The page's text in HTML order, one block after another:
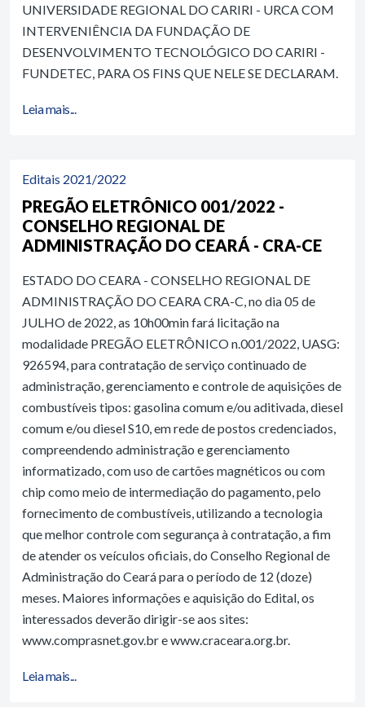
UNIVERSIDADE REGIONAL DO CARIRI - URCA COM
INTERVENIÊNCIA DA FUNDAÇÃO DE
DESENVOLVIMENTO TECNOLÓGICO DO CARIRI -
FUNDETEC, PARA OS FINS QUE NELE SE DECLARAM.
Leia mais...
Editais 2021/2022
PREGÃO ELETRÔNICO 001/2022 -
CONSELHO REGIONAL DE
ADMINISTRAÇÃO DO CEARÁ - CRA-CE
ESTADO DO CEARA - CONSELHO REGIONAL DE
ADMINISTRAÇÃO DO CEARA CRA-C, no dia 05 de
JULHO de 2022, as 10h00min fará licitação na
modalidade PREGÃO ELETRÔNICO n.001/2022, UASG:
926594, para contratação de serviço continuado de
administração, gerenciamento e controle de aquisições de
combustíveis tipos: gasolina comum e/ou aditivada, diesel
comum e/ou diesel S10, em rede de postos credenciados,
compreendendo administração e gerenciamento
informatizado, com uso de cartões magnéticos ou com
chip como meio de intermediação do pagamento, pelo
fornecimento de combustíveis, utilizando a tecnologia
que melhor controle com segurança à contratação, a fim
de atender os veículos oficiais, do Conselho Regional de
Administração do Ceará para o período de 12 (doze)
meses. Maiores informações e aquisição do Edital, os
interessados deverão dirigir-se aos sites:
www.comprasnet.gov.br e www.craceara.org.br.
Leia mais...